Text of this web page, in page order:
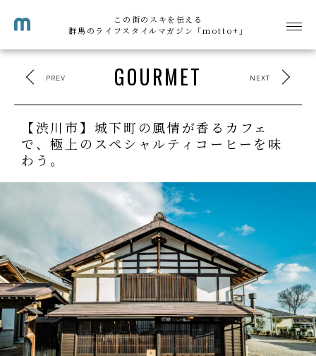
この街のスキを伝える
群馬のライフスタイルマガジン「motto+」
GOURMET
PREV NEXT
【渋川市】城下町の風情が香るカフェ
で、極上のスペシャルティコーヒーを味
わう。